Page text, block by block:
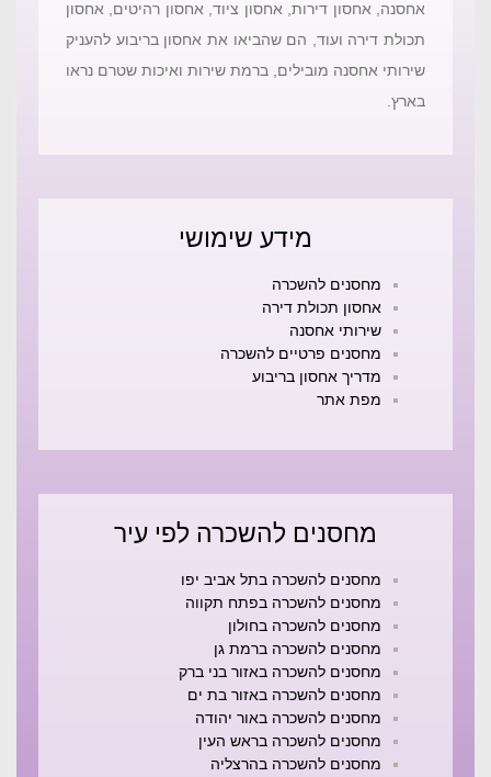
אחסנה, אחסון דירות, אחסון ציוד, אחסון רהיטים, אחסון
תכולת דירה ועוד, הם שהביאו את אחסון בריבוע להעניק
שירותי אחסנה מובילים, ברמת שירות ואיכות שטרם נראו
בארץ.
מידע שימושי
מחסנים להשכרה
אחסון תכולת דירה
שירותי אחסנה
מחסנים פרטיים להשכרה
מדריך אחסון בריבוע
מפת אתר
מחסנים להשכרה לפי עיר
מחסנים להשכרה בתל אביב יפו
מחסנים להשכרה בפתח תקווה
מחסנים להשכרה בחולון
מחסנים להשכרה ברמת גן
מחסנים להשכרה באזור בני ברק
מחסנים להשכרה באזור בת ים
מחסנים להשכרה באור יהודה
מחסנים להשכרה בראש העין
מחסנים להשכרה בהרצליה